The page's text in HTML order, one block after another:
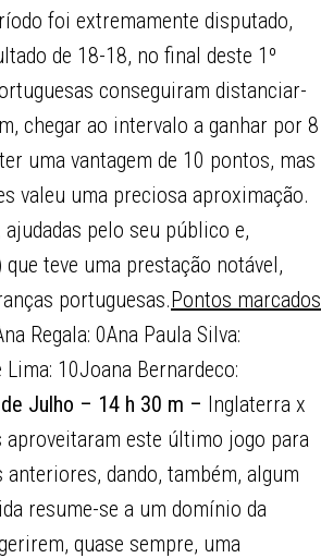
foi extremamente disputado,
de 18-18, no final deste 1º
conseguiram distanciar-
chegar ao intervalo a ganhar por 8
uma vantagem de 10 pontos, mas
valeu uma preciosa aproximação.
pelo seu público e,
teve uma prestação notável,
portuguesas.Pontos marcados
Regala: 0Ana Paula Silva:
10Joana Bernardeco:
Julho – 14 h 30 m – Inglaterra x
aproveitaram este último jogo para
dando, também, algum
resume-se a um domínio da
quase sempre, uma